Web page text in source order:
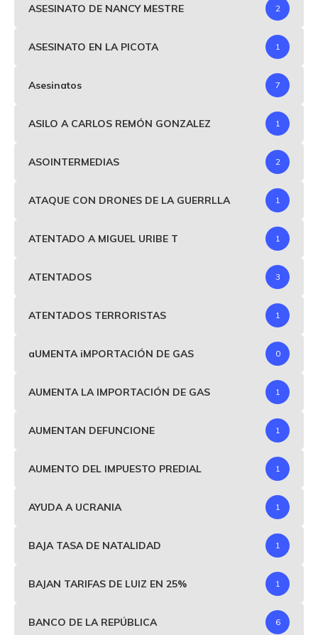
ASESINATO DE NANCY MESTRE 2
ASESINATO EN LA PICOTA 1
Asesinatos 7
ASILO A CARLOS REMÓN GONZALEZ 1
ASOINTERMEDIAS 2
ATAQUE CON DRONES DE LA GUERRLLA 1
ATENTADO A MIGUEL URIBE T 1
ATENTADOS 3
ATENTADOS TERRORISTAS 1
aUMENTA iMPORTACIÓN DE GAS 0
AUMENTA LA IMPORTACIÓN DE GAS 1
AUMENTAN DEFUNCIONE 1
AUMENTO DEL IMPUESTO PREDIAL 1
AYUDA A UCRANIA 1
BAJA TASA DE NATALIDAD 1
BAJAN TARIFAS DE LUIZ EN 25% 1
BANCO DE LA REPÚBLICA 6